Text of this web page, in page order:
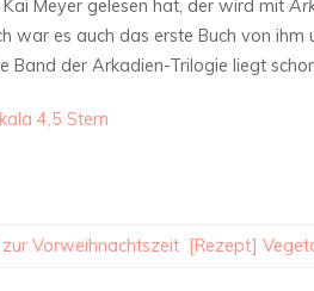
Meyer gelesen hat, der wird mit
war es auch das erste Buch von
Band der Arkadien-Trilogie liegt
Vorweihnachtszeit [Rezept]